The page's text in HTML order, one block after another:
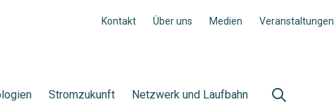
Kontakt Über uns Medien Veranstaltungen
Stromzukunft Netzwerk und Laufbahn